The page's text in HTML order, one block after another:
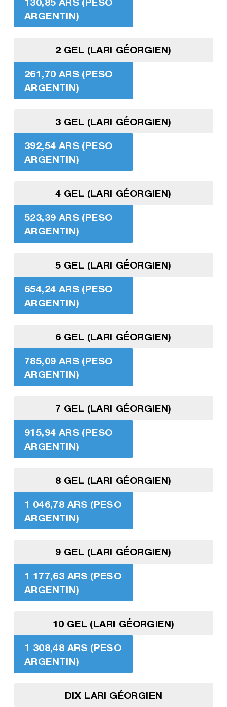
ARGENTIN)
2 GEL (LARI GÉORGIEN)
261,70 ARS (PESO
ARGENTIN)
3 GEL (LARI GÉORGIEN)
392,54 ARS (PESO
ARGENTIN)
4 GEL (LARI GÉORGIEN)
523,39 ARS (PESO
ARGENTIN)
5 GEL (LARI GÉORGIEN)
654,24 ARS (PESO
ARGENTIN)
6 GEL (LARI GÉORGIEN)
785,09 ARS (PESO
ARGENTIN)
7 GEL (LARI GÉORGIEN)
915,94 ARS (PESO
ARGENTIN)
8 GEL (LARI GÉORGIEN)
1 046,78 ARS (PESO
ARGENTIN)
9 GEL (LARI GÉORGIEN)
1 177,63 ARS (PESO
ARGENTIN)
10 GEL (LARI GÉORGIEN)
1 308,48 ARS (PESO
ARGENTIN)
DIX LARI GÉORGIEN